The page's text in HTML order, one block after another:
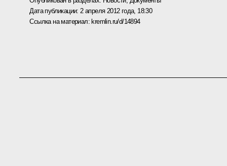
Дата публикации: 2 апреля 2012 года, 18:30
Ссылка на материал: kremlin.ru/d/14894